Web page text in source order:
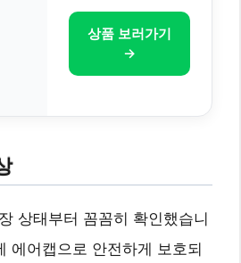
상품 보러가기
→
상태부터 꼼꼼히 확인했습니
에어캡으로 안전하게 보호되